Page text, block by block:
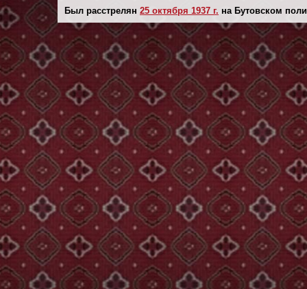
Был расстрелян 25 октября 1937 г. на Бутовском